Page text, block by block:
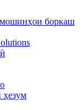
мошинҳои боркаш
ҳезум